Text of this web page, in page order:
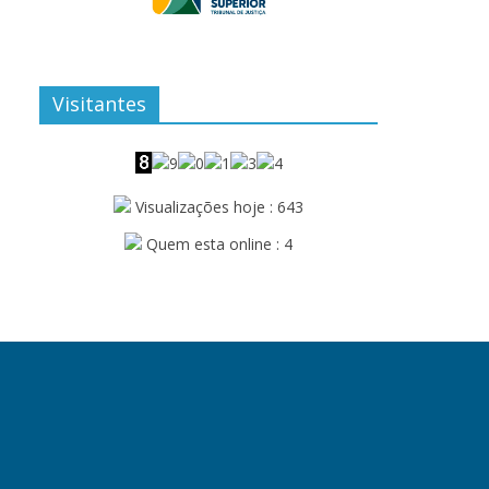
Visitantes
Visualizações hoje : 643
Quem esta online : 4